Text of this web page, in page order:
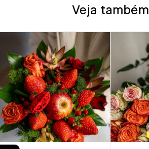
Veja também